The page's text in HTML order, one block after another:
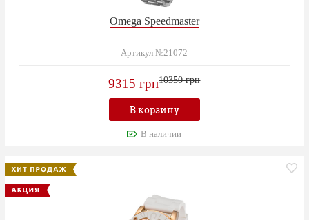
Omega Speedmaster
Артикул №21072
9315 грн10350 грн
В корзину
В наличии